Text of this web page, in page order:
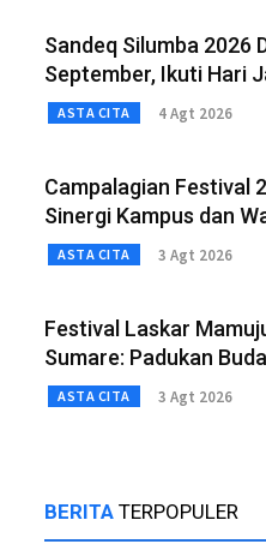
Sandeq Silumba 2026
September, Ikuti Hari
ASTA CITA 4 Agt 2026
Campalagian Festival
Sinergi Kampus dan
ASTA CITA 3 Agt 2026
Festival Laskar
Sumare: Padukan
ASTA CITA 3 Agt 2026
BERITA TERPOPULER